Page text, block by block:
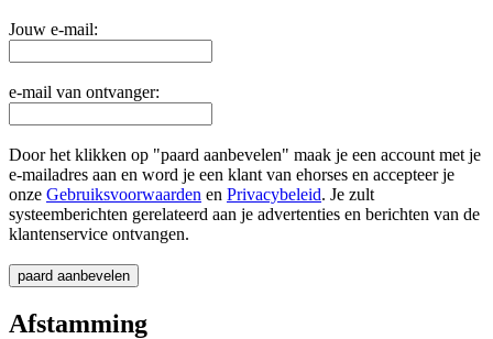
Jouw e-mail:
e-mail van ontvanger:
Door het klikken op "paard aanbevelen" maak je een account met je
e-mailadres aan en word je een klant van ehorses en accepteer je
onze Gebruiksvoorwaarden en Privacybeleid. Je zult
systeemberichten gerelateerd aan je advertenties en berichten van de
klantenservice ontvangen.
Afstamming